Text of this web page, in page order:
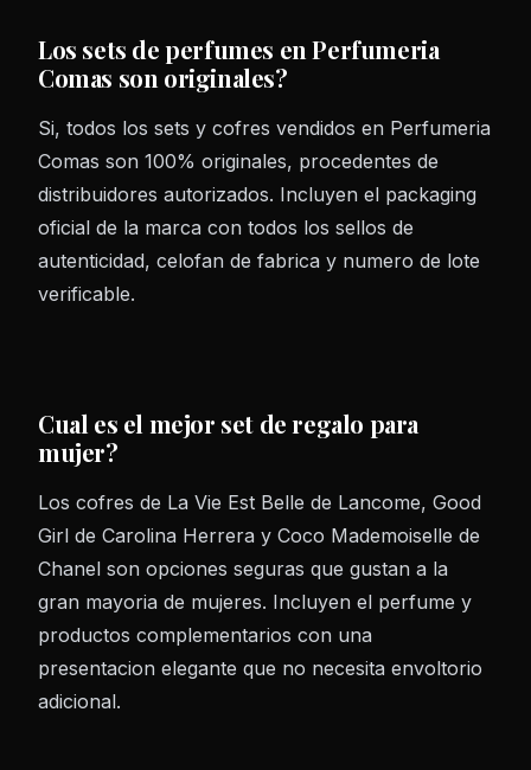
Los sets de perfumes en Perfumeria
Comas son originales?
Si, todos los sets y cofres vendidos en Perfumeria
Comas son 100% originales, procedentes de
distribuidores autorizados. Incluyen el packaging
oficial de la marca con todos los sellos de
autenticidad, celofan de fabrica y numero de lote
verificable.
Cual es el mejor set de regalo para
mujer?
Los cofres de La Vie Est Belle de Lancome, Good
Girl de Carolina Herrera y Coco Mademoiselle de
Chanel son opciones seguras que gustan a la
gran mayoria de mujeres. Incluyen el perfume y
productos complementarios con una
presentacion elegante que no necesita envoltorio
adicional.